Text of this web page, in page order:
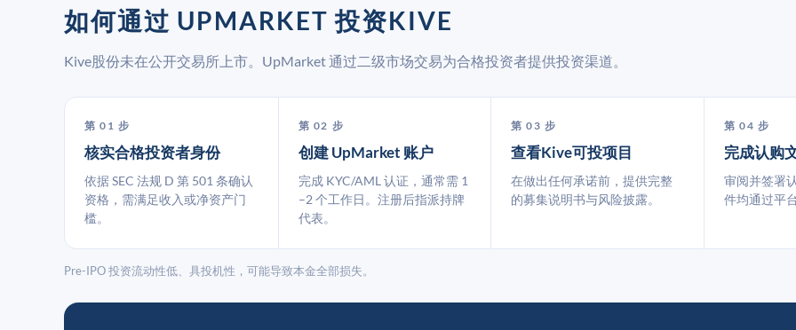
如何通过 UPMARKET 投资KIVE
Kive股份未在公开交易所上市。UpMarket 通过二级市场交易为合格投资者提供投资渠道。
第 01 步
核实合格投资者身份
依据 SEC 法规 D 第 501 条确认
资格，需满足收入或净资产门
槛。
第 02 步
创建 UpMarket 账户
完成 KYC/AML 认证，通常需 1
–2 个工作日。注册后指派持牌
代表。
第 03 步
查看Kive可投项目
在做出任何承诺前，提供完整
的募集说明书与风险披露。
第 04 步
完成认购
审阅并签署
件均通过平
Pre-IPO 投资流动性低、具投机性，可能导致本金全部损失。